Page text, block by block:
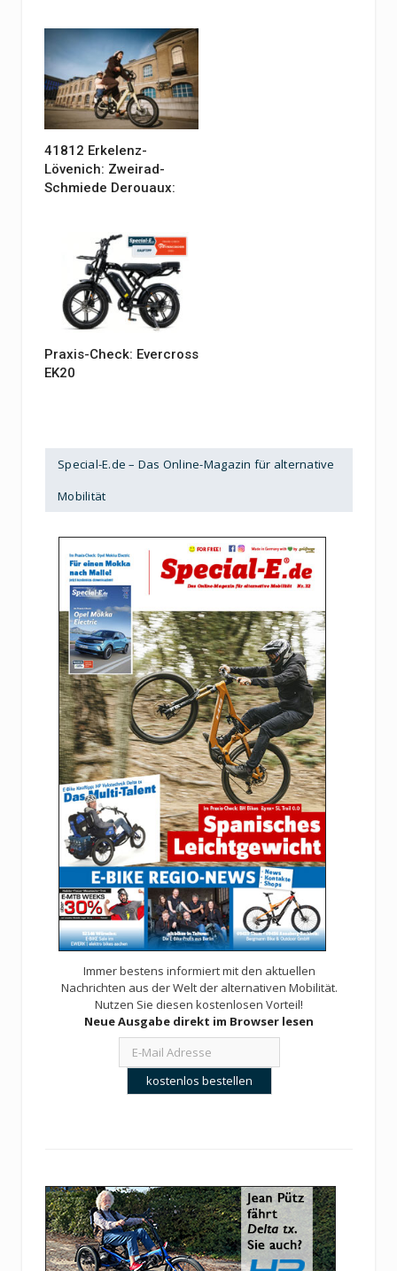
41812 Erkelenz-
Lövenich: Zweirad-
Schmiede Derouaux:
Praxis-Check: Evercross
EK20
Special-E.de – Das Online-Magazin für alternative
Mobilität
Immer bestens informiert mit den aktuellen
Nachrichten aus der Welt der alternativen Mobilität.
Nutzen Sie diesen kostenlosen Vorteil!
Neue Ausgabe direkt im Browser lesen